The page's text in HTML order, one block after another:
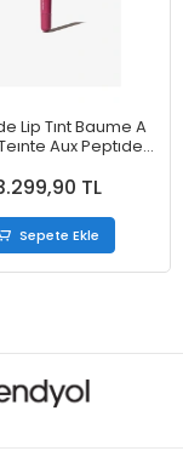
Lip Tınt Baume A
Aux Peptıdes
Kremi 10 mlTL
Sepete Ekle